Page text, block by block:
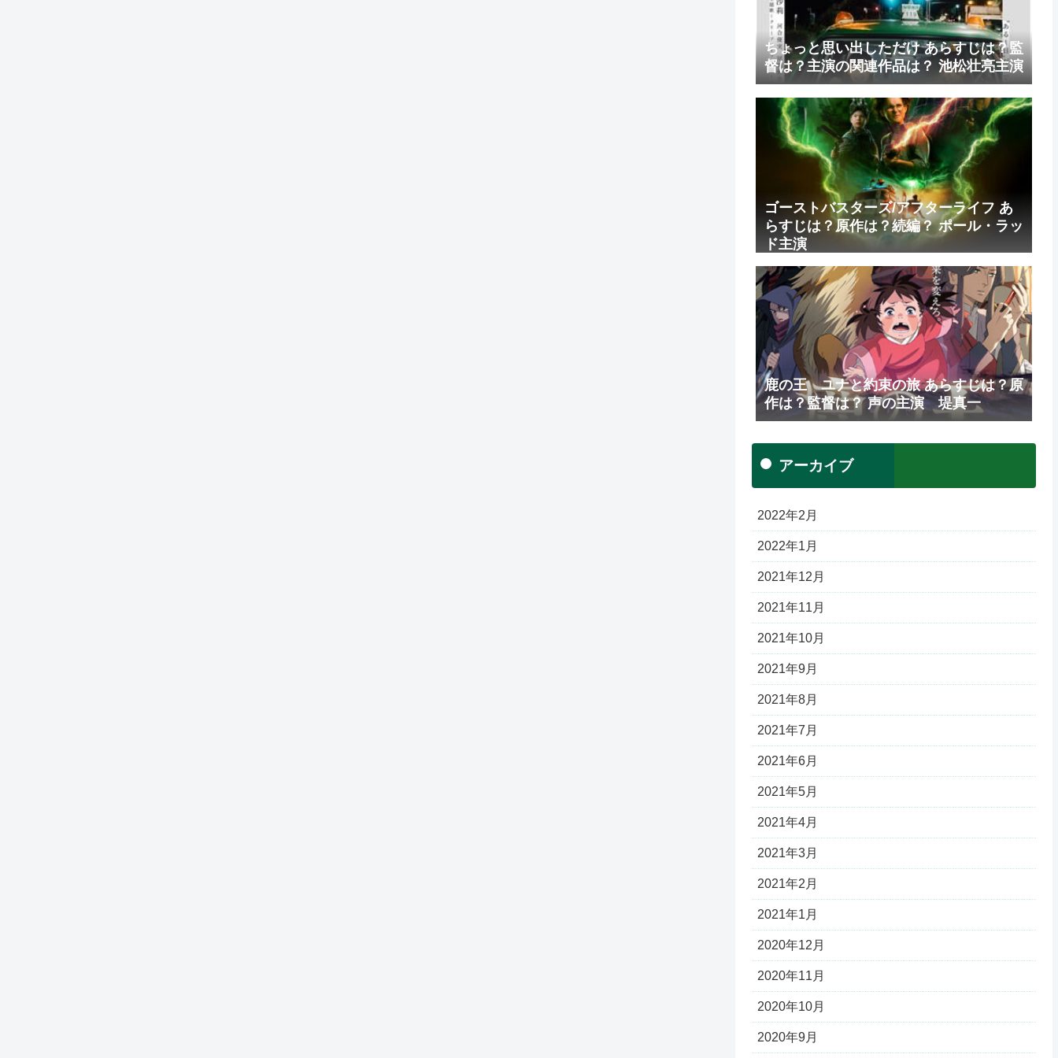
ちょっと思い出しただけ あらすじは？監
督は？主演の関連作品は？ 池松壮亮主演
ゴーストバスターズ/アフターライフ あ
らすじは？原作は？続編？ ポール・ラッ
ド主演
鹿の王 ユナと約束の旅 あらすじは？原
作は？監督は？ 声の主演 堤真一
アーカイブ
2022年2月
2022年1月
2021年12月
2021年11月
2021年10月
2021年9月
2021年8月
2021年7月
2021年6月
2021年5月
2021年4月
2021年3月
2021年2月
2021年1月
2020年12月
2020年11月
2020年10月
2020年9月